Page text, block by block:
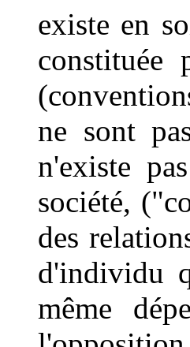
existe en
constituée
ne sont
n'existe
société,
des
d'individu
même